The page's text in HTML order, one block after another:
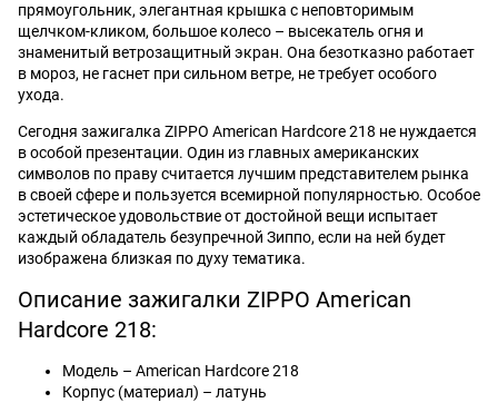
прямоугольник, элегантная крышка с неповторимым
щелчком-кликом, большое колесо – высекатель огня и
знаменитый ветрозащитный экран. Она безотказно работает
в мороз, не гаснет при сильном ветре, не требует особого
ухода.
Сегодня зажигалка ZIPPO American Hardcore 218 не нуждается
в особой презентации. Один из главных американских
символов по праву считается лучшим представителем рынка
в своей сфере и пользуется всемирной популярностью. Особое
эстетическое удовольствие от достойной вещи испытает
каждый обладатель безупречной Зиппо, если на ней будет
изображена близкая по духу тематика.
Описание зажигалки ZIPPO American
Hardcore 218:
Модель – American Hardcore 218
Корпус (материал) – латунь